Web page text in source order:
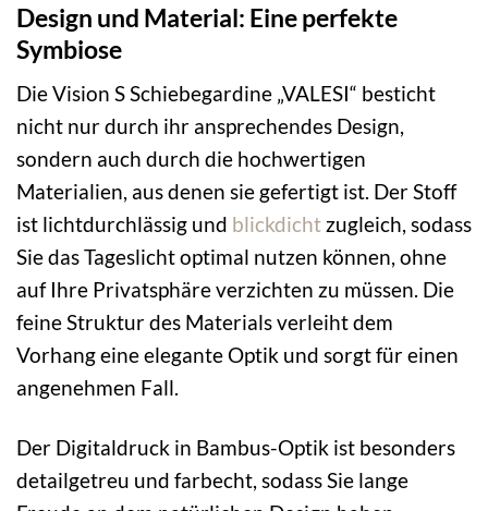
Design und Material: Eine perfekte
Symbiose
Die Vision S Schiebegardine „VALESI“ besticht
nicht nur durch ihr ansprechendes Design,
sondern auch durch die hochwertigen
Materialien, aus denen sie gefertigt ist. Der Stoff
ist lichtdurchlässig und blickdicht zugleich, sodass
Sie das Tageslicht optimal nutzen können, ohne
auf Ihre Privatsphäre verzichten zu müssen. Die
feine Struktur des Materials verleiht dem
Vorhang eine elegante Optik und sorgt für einen
angenehmen Fall.
Der Digitaldruck in Bambus-Optik ist besonders
detailgetreu und farbecht, sodass Sie lange